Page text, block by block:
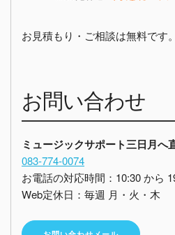
お見積もり・ご相談は無料です。
お問い合わせ
ミュージックサポート三日月へ
083-774-0074
お電話の対応時間：10:30 から
Web定休日：毎週 月・火・木